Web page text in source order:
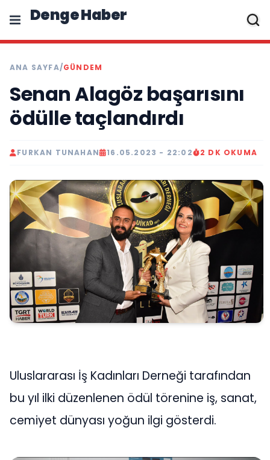
Denge Haber
ANA SAYFA/GÜNDEM
Senan Alagöz başarısını
ödülle taçlandırdı
FURKAN TUNAHAN 16.05.2023 - 22:02 2 DK OKUMA
Uluslararası İş Kadınları Derneği tarafından
bu yıl ilki düzenlenen ödül törenine iş, sanat,
cemiyet dünyası yoğun ilgi gösterdi.